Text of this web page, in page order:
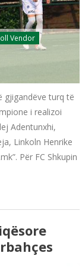
Vendor
gjigandëve turq të
i realizoi
Adentunxhi,
Linkoln Henrike
Për FC Shkupin